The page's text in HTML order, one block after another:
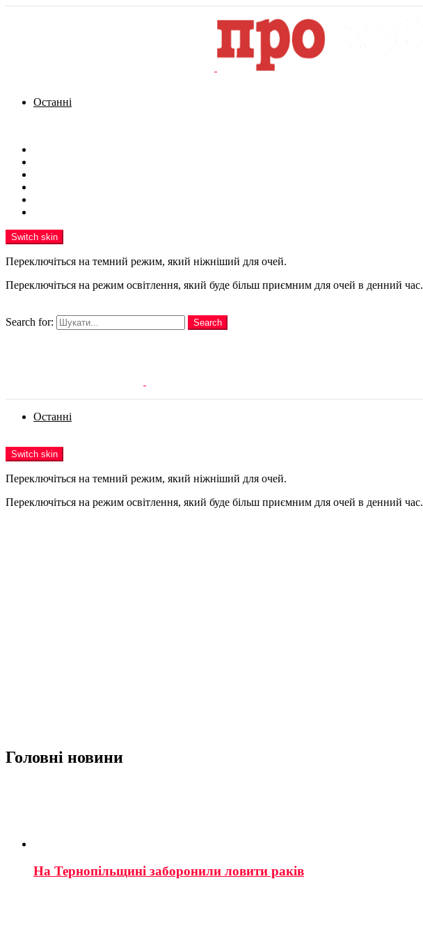
Останні
Switch skin
Переключіться на темний режим, який ніжніший для очей.
Переключіться на режим освітлення, який буде більш приємним для очей в денний час.
Search for:
Search
Останні
Switch skin
Переключіться на темний режим, який ніжніший для очей.
Переключіться на режим освітлення, який буде більш приємним для очей в денний час.
Головні новини
На Тернопільщині заборонили ловити раків